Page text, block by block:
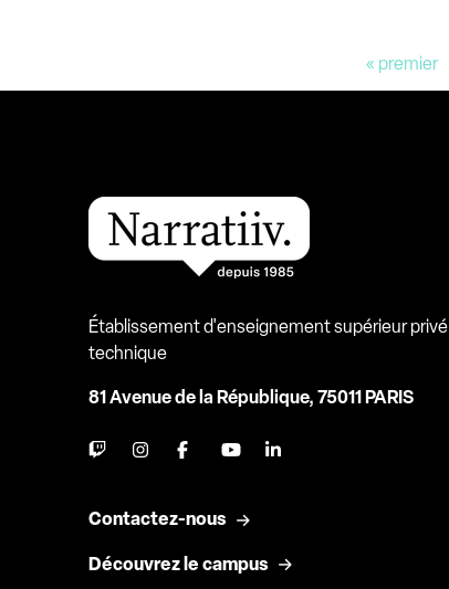
« premier
Établissement d'enseignement supérieur privé
technique
81 Avenue de la République, 75011 PARIS
Contactez-nous
Découvrez le campus